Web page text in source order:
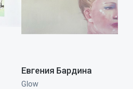
Евгения Бардина
Glow